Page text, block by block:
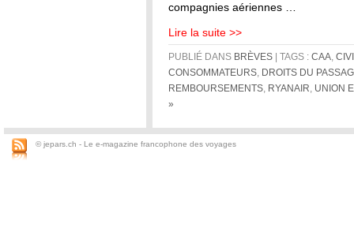
compagnies aériennes …
Lire la suite >>
PUBLIÉ DANS BRÈVES | TAGS : CAA
CONSOMMATEURS
DROITS DU
REMBOURSEMENTS
RYANAIR
UNION
»
© jepars.ch - Le e-magazine francophone des voyages